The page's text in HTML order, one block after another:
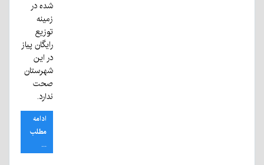
شده در
زمینه
توزیع
رایگان پیاز
در این
شهرستان
صحت
ندارد.
ادامه
مطلب
...